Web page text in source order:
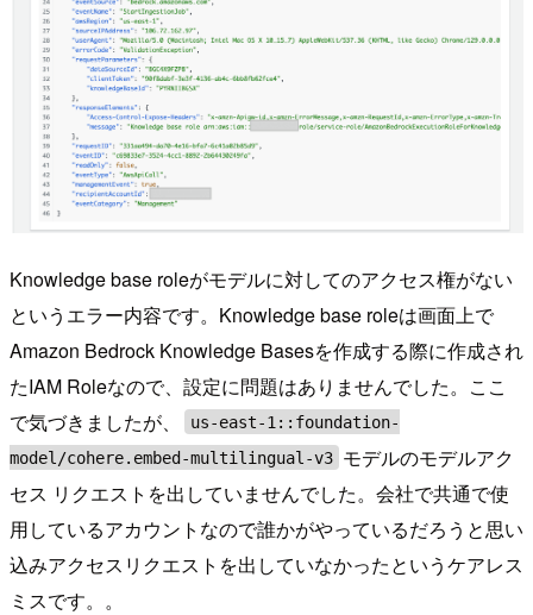
Knowledge base roleがモデルに対してのアクセス権がない
というエラー内容です。Knowledge base roleは画面上で
Amazon Bedrock Knowledge Basesを作成する際に作成され
たIAM Roleなので、設定に問題はありませんでした。ここ
で気づきましたが、
us-east-1::foundation-
model/cohere.embed-multilingual-v3 モデルのモデルアク
セス リクエストを出していませんでした。会社で共通で使
用しているアカウントなので誰かがやっているだろうと思い
込みアクセスリクエストを出していなかったというケアレス
ミスです。。